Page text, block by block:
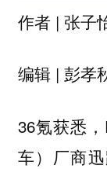
作者 | 张子
编辑 | 彭孝
36氪获悉
车）厂商